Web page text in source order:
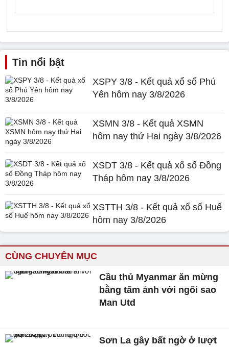
Tin nổi bật
XSPY 3/8 - Kết quả xổ số Phú
Yên hôm nay 3/8/2026
XSMN 3/8 - Kết quả XSMN
hôm nay thứ Hai ngày 3/8/2026
XSDT 3/8 - Kết quả xổ số Đồng
Tháp hôm nay 3/8/2026
XSTTH 3/8 - Kết quả xổ số Huế
hôm nay 3/8/2026
CÙNG CHUYÊN MỤC
Cầu thủ Myanmar ăn mừng
bằng tấm ảnh với ngôi sao
Man Utd
Sơn La gây bất ngờ ở lượt